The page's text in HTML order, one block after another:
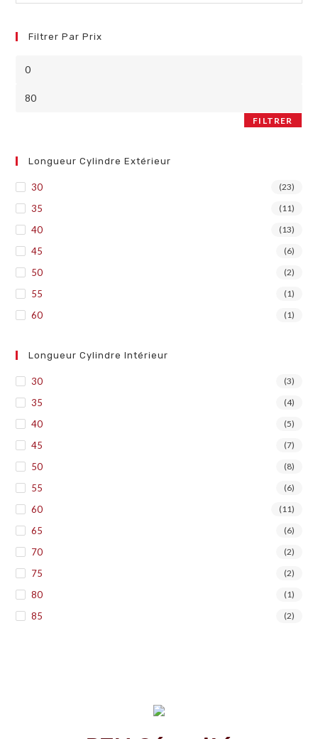
Filtrer Par Prix
FILTRER
Longueur Cylindre Extérieur
30 (23)
35 (11)
40 (13)
45 (6)
50 (2)
55 (1)
60 (1)
Longueur Cylindre Intérieur
30 (3)
35 (4)
40 (5)
45 (7)
50 (8)
55 (6)
60 (11)
65 (6)
70 (2)
75 (2)
80 (1)
85 (2)